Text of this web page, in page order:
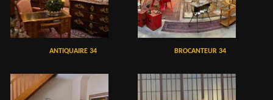
ANTIQUAIRE 34 BROCANTEUR 34